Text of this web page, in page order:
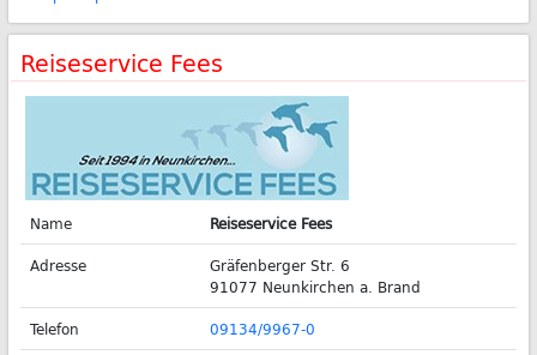
Reiseservice Fees
Name
Reiseservice Fees
Adresse
Gräfenberger Str. 6
91077 Neunkirchen a. Brand
Telefon
09134/9967-0